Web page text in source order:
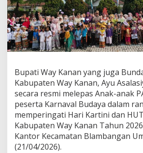
a
r
t
i
n
i
a
n
H
U
T
k
-
2
Bupati Way Kanan yang juga
Kabupaten Way Kanan, Ayu
secara resmi melepas Anak-anak
peserta Karnaval Budaya dalam
memperingati Hari Kartini dan
Kabupaten Way Kanan Tahun
Kantor Kecamatan Blambangan
(21/04/2026).